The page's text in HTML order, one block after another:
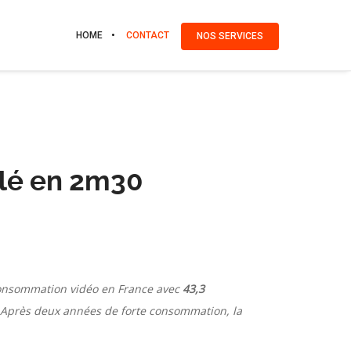
HOME CONTACT NOS SERVICES
en 2m30
vidéo en France avec 43,3
deux années de forte consommation, la